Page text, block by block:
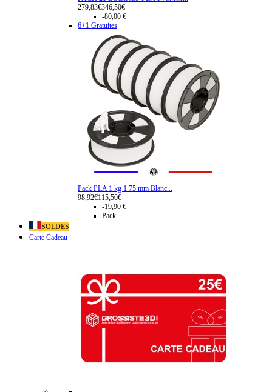
279,83€346,50€
-80,00 €
6+1 Gratuites
Pack PLA 1 kg 1.75 mm Blanc...
98,92€115,50€
-19,90 €
Pack
SOLDES
Carte Cadeau